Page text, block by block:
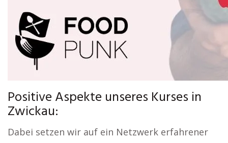
Positive Aspekte unseres Kurses in
Zwickau:
Dabei setzen wir auf ein Netzwerk erfahrener